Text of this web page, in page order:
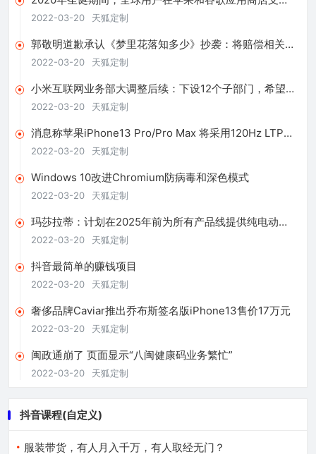
超4亿美元
2022-03-20 天狐定制
郭敬明道歉承认《梦里花落知多少》抄袭：将赔偿相关版
税收益
2022-03-20 天狐定制
小米互联网业务部大调整后续：下设12个子部门，希望提
升商业化效率
2022-03-20 天狐定制
消息称苹果iPhone13 Pro/Pro Max 将采用120Hz LTPO
屏幕
2022-03-20 天狐定制
Windows 10改进Chromium防病毒和深色模式
2022-03-20 天狐定制
玛莎拉蒂：计划在2025年前为所有产品线提供纯电动版
本车型
2022-03-20 天狐定制
抖音最简单的赚钱项目
2022-03-20 天狐定制
奢侈品牌Caviar推出乔布斯签名版iPhone13售价17万元
2022-03-20 天狐定制
闽政通崩了 页面显示“八闽健康码业务繁忙”
2022-03-20 天狐定制
抖音课程(自定义)
服装带货，有人月入千万，有人取经无门？